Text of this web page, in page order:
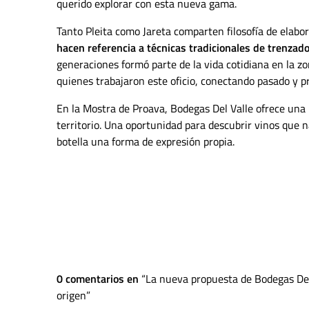
Tanto Pleita como Jareta comparten filosofía de
hacen referencia a técnicas tradicionales de
generaciones formó parte de la vida cotidiana en la
quienes trabajaron este oficio, conectando pasado y
En la Mostra de Proava, Bodegas Del Valle ofrece
territorio. Una oportunidad para descubrir vinos que
botella una forma de expresión propia.
0 comentarios en La nueva propuesta de Bodegas
origen